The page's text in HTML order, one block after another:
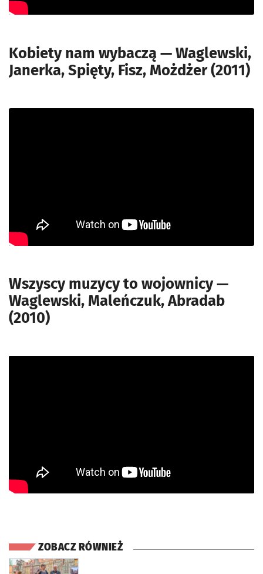
Kobiety nam wybaczą — Waglewski,
Janerka, Spięty, Fisz, Możdżer (2011)
Wszyscy muzycy to wojownicy —
Waglewski, Maleńczuk, Abradab
(2010)
ZOBACZ RÓWNIEŻ
otworzy się w nowej karcie